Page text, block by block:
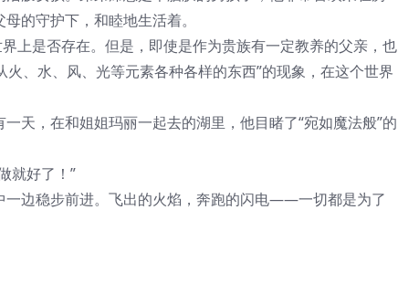
的守护下，和睦地生活着。
是否存在。但是，即使是作为贵族有一定教养的父亲，也
、水、风、光等元素各种各样的东西”的现象，在这个世界
，在和姐姐玛丽一起去的湖里，他目睹了“宛如魔法般”的
就好了！”
边稳步前进。飞出的火焰，奔跑的闪电——一切都是为了